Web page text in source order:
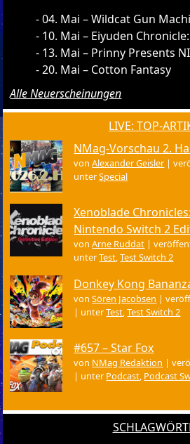
04. Mai – Wildcat Gun
10. Mai – Eiyuden
13. Mai – Prinny Presents
20. Mai – Cotton Fantasy
Alle Neuerscheinungen
LIVE: TOP-
NMag-Vorschau 2.
vonAlexander Geisler |
unterSpecial
Xenoblade
Nintendo Switch 2
vonArne Ruddat |
unterTest,Test Switch 2
Donkey Kong
vonSören Jacobsen |
| unterTest,Test Switch 2
#657 – Star Fox
von NMag Redaktion |
| unter Podcast, Podcast